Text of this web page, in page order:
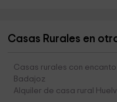
Casas Rurales en
Casas rurales con encanto
Badajoz
Alquiler de casa rural